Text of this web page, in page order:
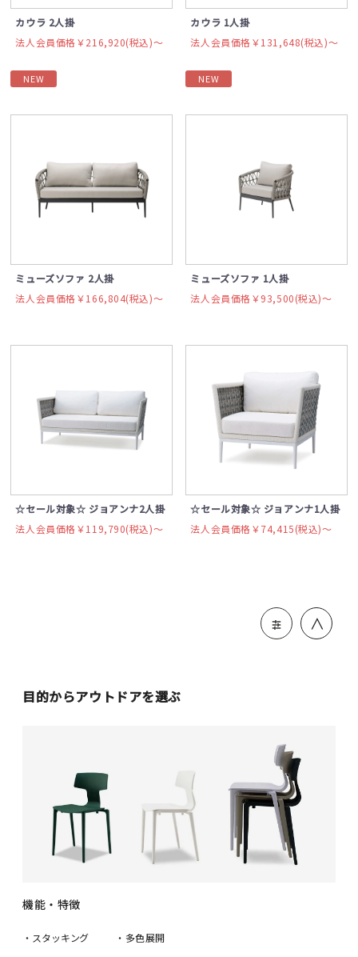
カウラ 2人掛
法人会員価格￥216,920(税込)〜
NEW
カウラ 1人掛
法人会員価格￥131,648(税込)〜
NEW
ミューズソファ 2人掛
法人会員価格￥166,804(税込)〜
ミューズソファ 1人掛
法人会員価格￥93,500(税込)〜
☆セール対象☆ ジョアンナ2人掛
法人会員価格￥119,790(税込)〜
☆セール対象☆ ジョアンナ1人掛
法人会員価格￥74,415(税込)〜
＞
目的からアウトドアを選ぶ
機能・特徴
・スタッキング
・多色展開